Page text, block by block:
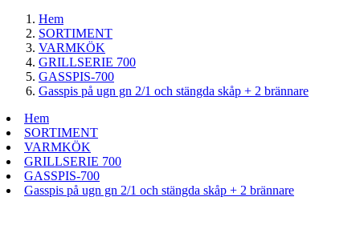
Hem
SORTIMENT
VARMKÖK
GRILLSERIE 700
GASSPIS-700
Gasspis på ugn gn 2/1 och stängda skåp + 2 brännare
Hem
SORTIMENT
VARMKÖK
GRILLSERIE 700
GASSPIS-700
Gasspis på ugn gn 2/1 och stängda skåp + 2 brännare